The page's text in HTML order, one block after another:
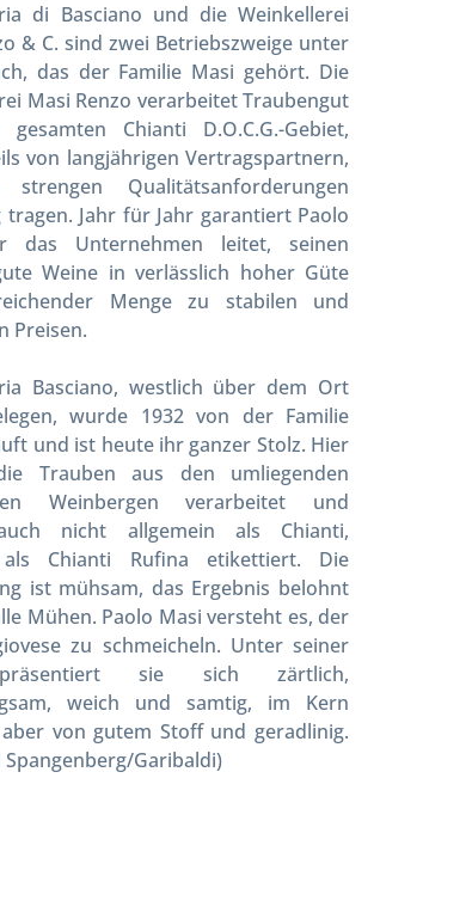
di Basciano und die Weinkellerei
& C. sind zwei Betriebszweige unter
das der Familie Masi gehört. Die
Masi Renzo verarbeitet Traubengut
Chianti D.O.C.G.-Gebiet,
von langjährigen Vertragspartnern,
Qualitätsanforderungen
tragen. Jahr für Jahr garantiert Paolo
das Unternehmen leitet, seinen
Weine in verlässlich hoher Güte
Menge zu stabilen und
Preisen.
Basciano, westlich über dem Ort
wurde 1932 von der Familie
und ist heute ihr ganzer Stolz. Hier
Trauben aus den umliegenden
Weinbergen verarbeitet und
nicht allgemein als Chianti,
Chianti Rufina etikettiert. Die
ist mühsam, das Ergebnis belohnt
Mühen. Paolo Masi versteht es, der
zu schmeicheln. Unter seiner
sie sich zärtlich,
weich und samtig, im Kern
von gutem Stoff und geradlinig.
Spangenberg/Garibaldi)